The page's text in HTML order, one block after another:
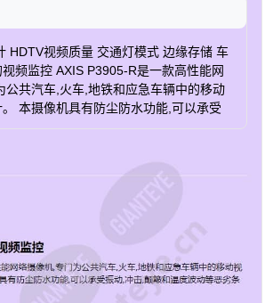
HDTV视频质量 交通灯模式 边缘存储 车
频监控 AXIS P3905-R是一款高性能网
公共汽车,火车,地铁和应急车辆中的移动
本摄像机具有防尘防水功能,可以承受
至40°水平视野(FOV),其中标准镜头
质量的视频和交通灯模式 AXIS P3905-R
。 摄像机经过特别配置,可对光线水平的
,从而确保保持高图像质量。 红绿灯模
分非常黑暗场景中的红绿灯颜色。 逐行
产生运动对象的更清晰图像。 像素计数
或面部的像素分辨率是否符合法规要求
求。 快速可靠的安装 摄像机设计用于快